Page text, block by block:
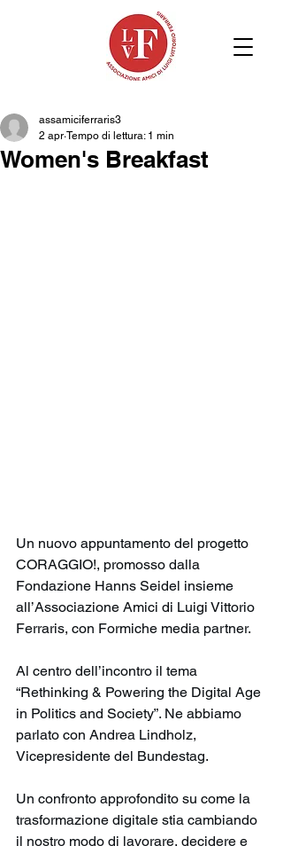
Women's Breakfast
assamiciferraris3
2 apr Tempo di lettura: 1 min
Un nuovo appuntamento del progetto
CORAGGIO!, promosso dalla
Fondazione Hanns Seidel insieme
all’Associazione Amici di Luigi Vittorio
Ferraris, con Formiche media partner.
Al centro dell’incontro il tema
“Rethinking & Powering the Digital Age
in Politics and Society”. Ne abbiamo
parlato con Andrea Lindholz,
Vicepresidente del Bundestag.
Un confronto approfondito su come la
trasformazione digitale stia cambiando
il nostro modo di lavorare, decidere e